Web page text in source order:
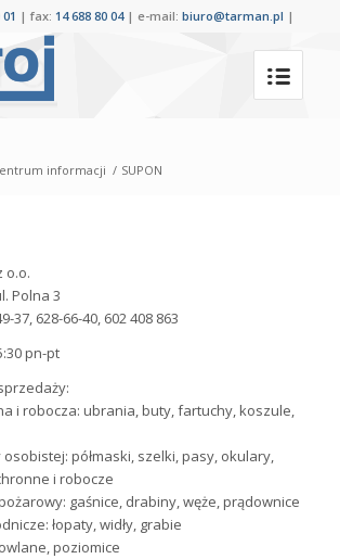
| fax: 14 688 80 04 | e-mail:biuro@tarman.pl |
informacji / SUPON
o.o.
Polna 3
37, 628-66-40, 602 408 863
pn-pt
i robocza: ubrania, buty, fartuchy, koszule,
półmaski, szelki, pasy, okulary,
i robocze
gaśnice, drabiny, węże, prądownice
łopaty, widły, grabie
poziomice